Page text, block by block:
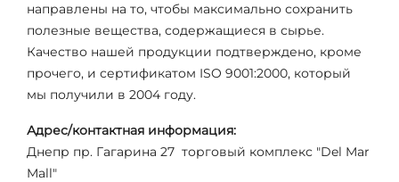
направлены на то, чтобы максимально сохранить
полезные вещества, содержащиеся в сырье.
Качество нашей продукции подтверждено, кроме
прочего, и сертификатом ISO 9001:2000, который
мы получили в 2004 году.
Адрес/контактная информация:
Днепр пр. Гагарина 27 торговый комплекс "Del Mar
Mall"